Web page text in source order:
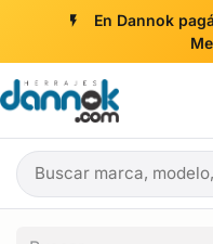
En Dannok
Ir al contenido